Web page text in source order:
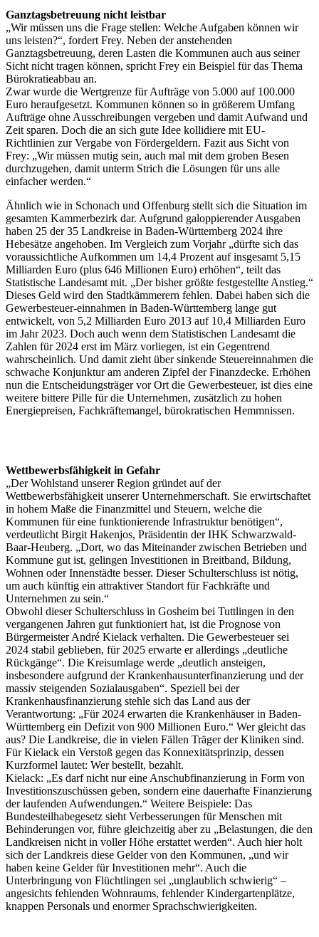
Ganztagsbetreuung nicht leistbar
„Wir müssen uns die Frage stellen: Welche Aufgaben können wir
uns leisten?“, fordert Frey. Neben der anstehenden
Ganztagsbetreuung, deren Lasten die Kommunen auch aus seiner
Sicht nicht tragen können, spricht Frey ein Beispiel für das Thema
Bürokratieabbau an.
Zwar wurde die Wertgrenze für Aufträge von 5.000 auf 100.000
Euro heraufgesetzt. Kommunen können so in größerem Umfang
Aufträge ohne Ausschreibungen vergeben und damit Aufwand und
Zeit sparen. Doch die an sich gute Idee kollidiere mit EU-
Richtlinien zur Vergabe von Fördergeldern. Fazit aus Sicht von
Frey: „Wir müssen mutig sein, auch mal mit dem groben Besen
durchzugehen, damit unterm Strich die Lösungen für uns alle
einfacher werden.“
Ähnlich wie in Schonach und Offenburg stellt sich die Situation im
gesamten Kammerbezirk dar. Aufgrund galoppierender Ausgaben
haben 25 der 35 Landkreise in Baden-Württemberg 2024 ihre
Hebesätze angehoben. Im Vergleich zum Vorjahr „dürfte sich das
voraussichtliche Aufkommen um 14,4 Prozent auf insgesamt 5,15
Milliarden Euro (plus 646 Millionen Euro) erhöhen“, teilt das
Statistische Landesamt mit. „Der bisher größte festgestellte Anstieg.“
Dieses Geld wird den Stadtkämmerern fehlen. Dabei haben sich die
Gewerbesteuer-einnahmen in Baden-Württemberg lange gut
entwickelt, von 5,2 Milliarden Euro 2013 auf 10,4 Milliarden Euro
im Jahr 2023. Doch auch wenn dem Statistischen Landesamt die
Zahlen für 2024 erst im März vorliegen, ist ein Gegentrend
wahrscheinlich. Und damit zieht über sinkende Steuereinnahmen die
schwache Konjunktur am anderen Zipfel der Finanzdecke. Erhöhen
nun die Entscheidungsträger vor Ort die Gewerbesteuer, ist dies eine
weitere bittere Pille für die Unternehmen, zusätzlich zu hohen
Energiepreisen, Fachkräftemangel, bürokratischen Hemmnissen.
Wettbewerbsfähigkeit in Gefahr
„Der Wohlstand unserer Region gründet auf der
Wettbewerbsfähigkeit unserer Unternehmerschaft. Sie erwirtschaftet
in hohem Maße die Finanzmittel und Steuern, welche die
Kommunen für eine funktionierende Infrastruktur benötigen“,
verdeutlicht Birgit Hakenjos, Präsidentin der IHK Schwarzwald-
Baar-Heuberg. „Dort, wo das Miteinander zwischen Betrieben und
Kommune gut ist, gelingen Investitionen in Breitband, Bildung,
Wohnen oder Innenstädte besser. Dieser Schulterschluss ist nötig,
um auch künftig ein attraktiver Standort für Fachkräfte und
Unternehmen zu sein.“
Obwohl dieser Schulterschluss in Gosheim bei Tuttlingen in den
vergangenen Jahren gut funktioniert hat, ist die Prognose von
Bürgermeister André Kielack verhalten. Die Gewerbesteuer sei
2024 stabil geblieben, für 2025 erwarte er allerdings „deutliche
Rückgänge“. Die Kreisumlage werde „deutlich ansteigen,
insbesondere aufgrund der Krankenhausunterfinanzierung und der
massiv steigenden Sozialausgaben“. Speziell bei der
Krankenhausfinanzierung stehle sich das Land aus der
Verantwortung: „Für 2024 erwarten die Krankenhäuser in Baden-
Württemberg ein Defizit von 900 Millionen Euro.“ Wer gleicht das
aus? Die Landkreise, die in vielen Fällen Träger der Kliniken sind.
Für Kielack ein Verstoß gegen das Konnexitätsprinzip, dessen
Kurzformel lautet: Wer bestellt, bezahlt.
Kielack: „Es darf nicht nur eine Anschubfinanzierung in Form von
Investitionszuschüssen geben, sondern eine dauerhafte Finanzierung
der laufenden Aufwendungen.“ Weitere Beispiele: Das
Bundesteilhabegesetz sieht Verbesserungen für Menschen mit
Behinderungen vor, führe gleichzeitig aber zu „Belastungen, die den
Landkreisen nicht in voller Höhe erstattet werden“. Auch hier holt
sich der Landkreis diese Gelder von den Kommunen, „und wir
haben keine Gelder für Investitionen mehr“. Auch die
Unterbringung von Flüchtlingen sei „unglaublich schwierig“ –
angesichts fehlenden Wohnraums, fehlender Kindergartenplätze,
knappen Personals und enormer Sprachschwierigkeiten.